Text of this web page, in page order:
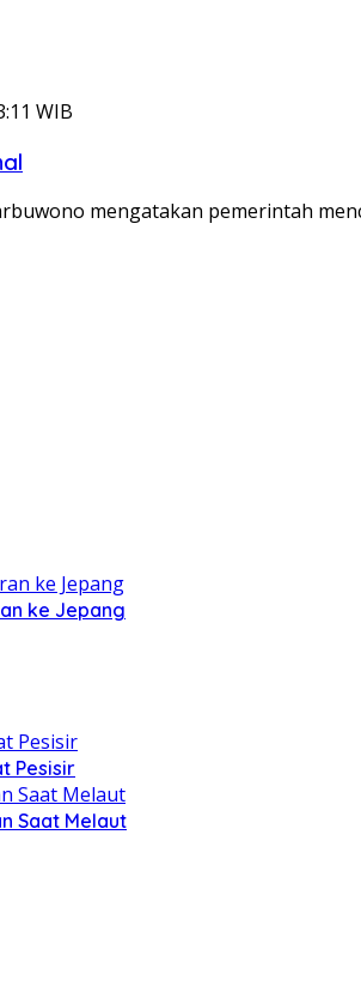
WIB
mengatakan pemerintah
ke Jepang
Pesisir
Saat Melaut